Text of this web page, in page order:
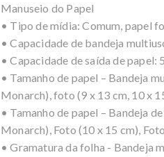
Manuseio do Papel
• Tipo de mídia: Comum, papel
• Capacidade de bandeja
• Capacidade de saída de papel:
• Tamanho de papel – Bandeja
Monarch), foto (9 x 13 cm, 10 x
• Tamanho de papel – Bandeja
Monarch), Foto (10 x 15 cm),
• Gramatura da folha - Bandeja